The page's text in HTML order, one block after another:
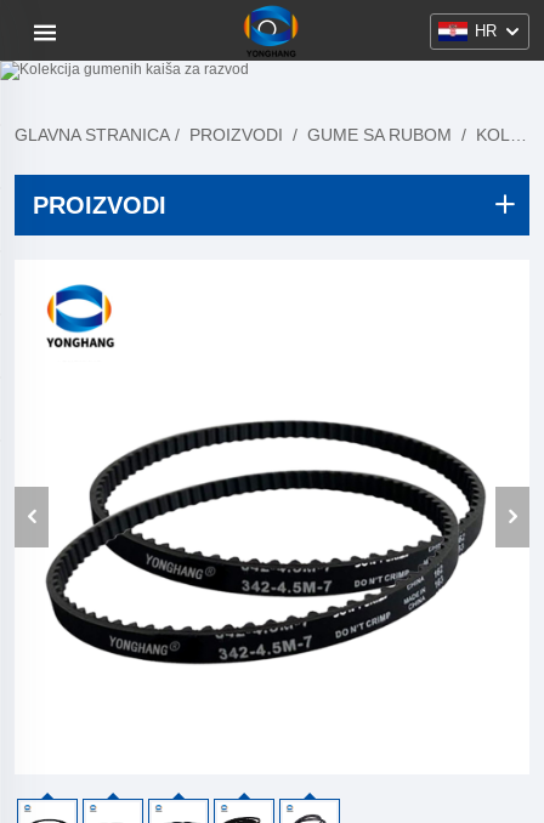
HR
GLAVNA STRANICA / PROIZVODI / GUME SA RUBOM / KOLEKCIJA GUMENIH REMENA ZA DISTRIBUCIJU
PROIZVODI